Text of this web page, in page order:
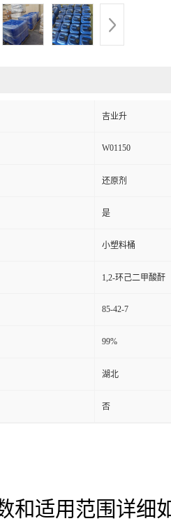
吉业升
W01150
还原剂
是
小塑料桶
1,2-环己二甲酸酐
85-42-7
99%
湖北
否
和适用范围详细